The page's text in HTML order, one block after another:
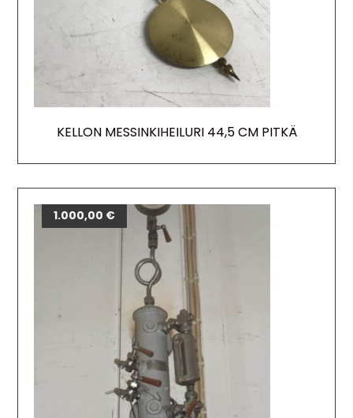
KELLON MESSINKIHEILURI 44,5 CM PITKÄ
1.000,00 €